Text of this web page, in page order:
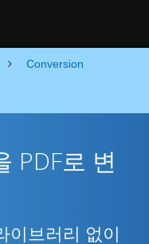
Conversion
PDF로 변
이브러리 없이